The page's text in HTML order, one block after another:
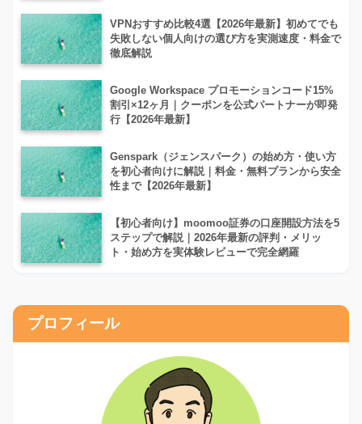
VPNおすすめ比較4選【2026年最新】初めてでも
失敗しない個人向けの選び方を実測速度・料金で
徹底解説
Google Workspace プロモーションコード15%
割引×12ヶ月｜クーポンを公式パートナーが即発
行【2026年最新】
Genspark（ジェンスパーク）の始め方・使い方
を初心者向けに解説｜料金・無料プランから安全
性まで【2026年最新】
【初心者向け】moomoo証券の口座開設方法を5
ステップで解説｜2026年最新の評判・メリッ
ト・始め方を実体験レビューで完全網羅
プロフィール